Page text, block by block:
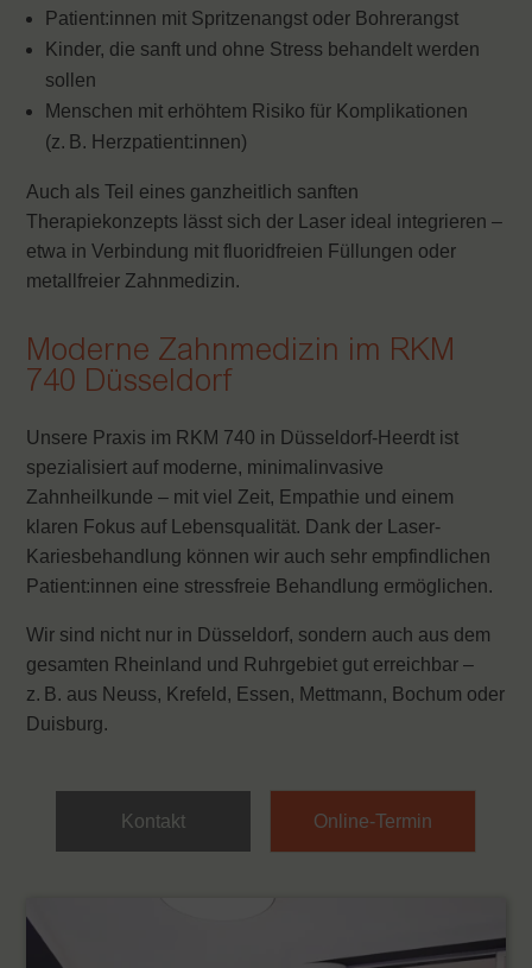
Patient:innen mit Spritzenangst oder Bohrerangst
Kinder, die sanft und ohne Stress behandelt werden
sollen
Menschen mit erhöhtem Risiko für Komplikationen
(z. B. Herzpatient:innen)
Auch als Teil eines ganzheitlich sanften
Therapiekonzepts lässt sich der Laser ideal integrieren –
etwa in Verbindung mit fluoridfreien Füllungen oder
metallfreier Zahnmedizin.
Moderne Zahnmedizin im RKM
740 Düsseldorf
Unsere Praxis im RKM 740 in Düsseldorf-Heerdt ist
spezialisiert auf moderne, minimalinvasive
Zahnheilkunde – mit viel Zeit, Empathie und einem
klaren Fokus auf Lebensqualität. Dank der Laser-
Kariesbehandlung können wir auch sehr empfindlichen
Patient:innen eine stressfreie Behandlung ermöglichen.
Wir sind nicht nur in Düsseldorf, sondern auch aus dem
gesamten Rheinland und Ruhrgebiet gut erreichbar –
z. B. aus Neuss, Krefeld, Essen, Mettmann, Bochum oder
Duisburg.
Kontakt Online-Termin